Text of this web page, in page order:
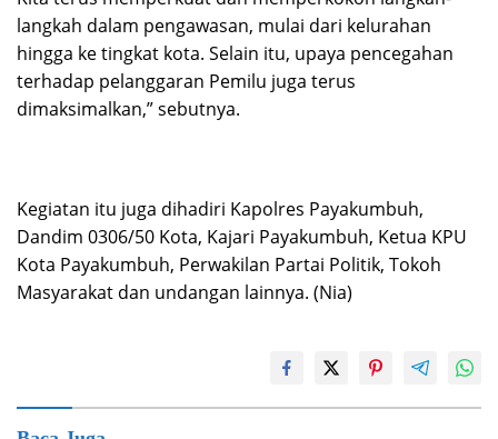
langkah dalam pengawasan, mulai dari kelurahan
hingga ke tingkat kota. Selain itu, upaya pencegahan
terhadap pelanggaran Pemilu juga terus
dimaksimalkan,” sebutnya.
Kegiatan itu juga dihadiri Kapolres Payakumbuh,
Dandim 0306/50 Kota, Kajari Payakumbuh, Ketua KPU
Kota Payakumbuh, Perwakilan Partai Politik, Tokoh
Masyarakat dan undangan lainnya. (Nia)